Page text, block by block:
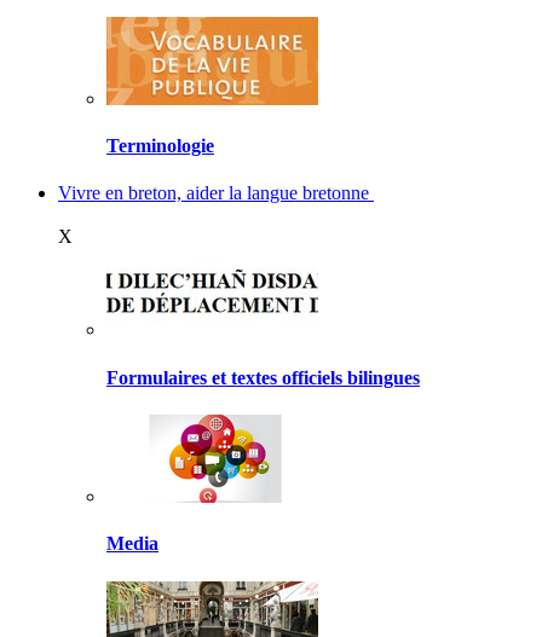
Terminologie
Vivre en breton, aider la langue bretonne
X
Formulaires et textes officiels bilingues
Media